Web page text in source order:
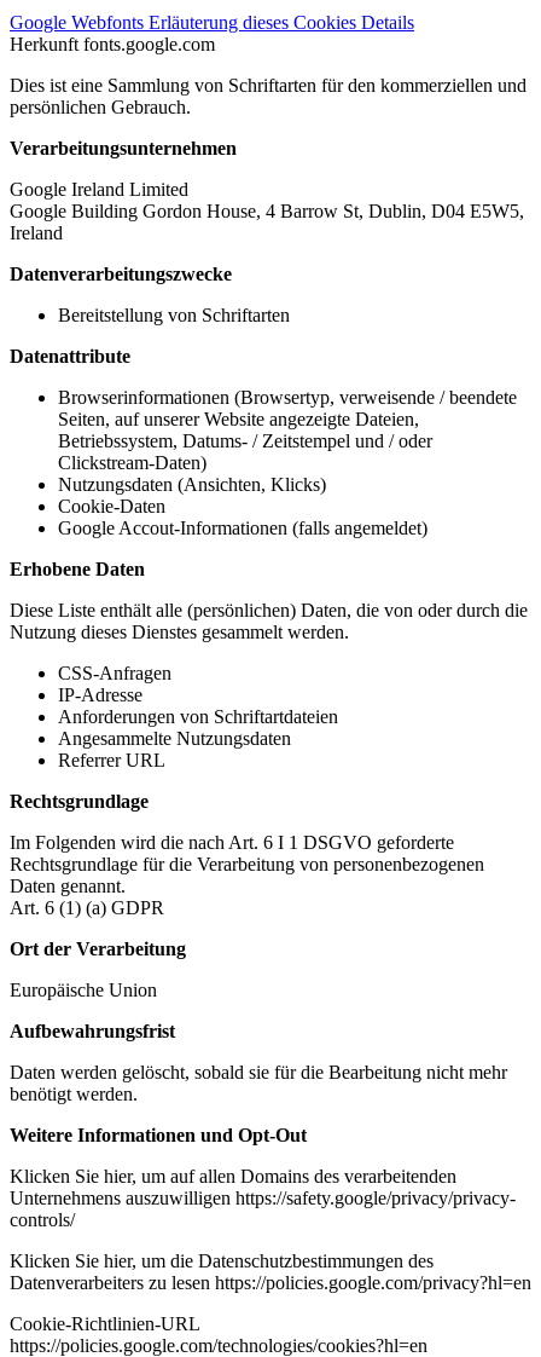
Google Webfonts Erläuterung dieses Cookies Details
Herkunft fonts.google.com
Dies ist eine Sammlung von Schriftarten für den kommerziellen und
persönlichen Gebrauch.
Verarbeitungsunternehmen
Google Ireland Limited
Google Building Gordon House, 4 Barrow St, Dublin, D04 E5W5,
Ireland
Datenverarbeitungszwecke
Bereitstellung von Schriftarten
Datenattribute
Browserinformationen (Browsertyp, verweisende / beendete
Seiten, auf unserer Website angezeigte Dateien,
Betriebssystem, Datums- / Zeitstempel und / oder
Clickstream-Daten)
Nutzungsdaten (Ansichten, Klicks)
Cookie-Daten
Google Accout-Informationen (falls angemeldet)
Erhobene Daten
Diese Liste enthält alle (persönlichen) Daten, die von oder durch die
Nutzung dieses Dienstes gesammelt werden.
CSS-Anfragen
IP-Adresse
Anforderungen von Schriftartdateien
Angesammelte Nutzungsdaten
Referrer URL
Rechtsgrundlage
Im Folgenden wird die nach Art. 6 I 1 DSGVO geforderte
Rechtsgrundlage für die Verarbeitung von personenbezogenen
Daten genannt.
Art. 6 (1) (a) GDPR
Ort der Verarbeitung
Europäische Union
Aufbewahrungsfrist
Daten werden gelöscht, sobald sie für die Bearbeitung nicht mehr
benötigt werden.
Weitere Informationen und Opt-Out
Klicken Sie hier, um auf allen Domains des verarbeitenden
Unternehmens auszuwilligen https://safety.google/privacy/privacy-
controls/
Klicken Sie hier, um die Datenschutzbestimmungen des
Datenverarbeiters zu lesen https://policies.google.com/privacy?hl=en
Cookie-Richtlinien-URL
https://policies.google.com/technologies/cookies?hl=en